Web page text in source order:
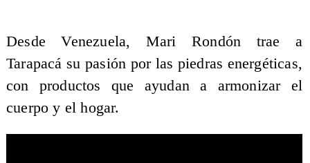
​Desde Venezuela, Mari Rondón trae a
Tarapacá su pasión por las piedras energéticas,
con productos que ayudan a armonizar el
cuerpo y el hogar.